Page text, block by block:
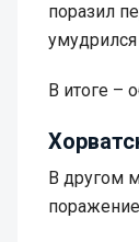
поразил
В итоге –
В другом